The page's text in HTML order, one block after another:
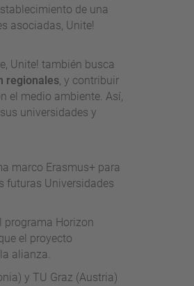
de una
asociadas, Unite!
Unite! también busca
regionales, y contribuir
el medio ambiente. Así,
universidades y
marco Erasmus+ para
futuras Universidades
programa Horizon
el proyecto
alianza.
y TU Graz (Austria)